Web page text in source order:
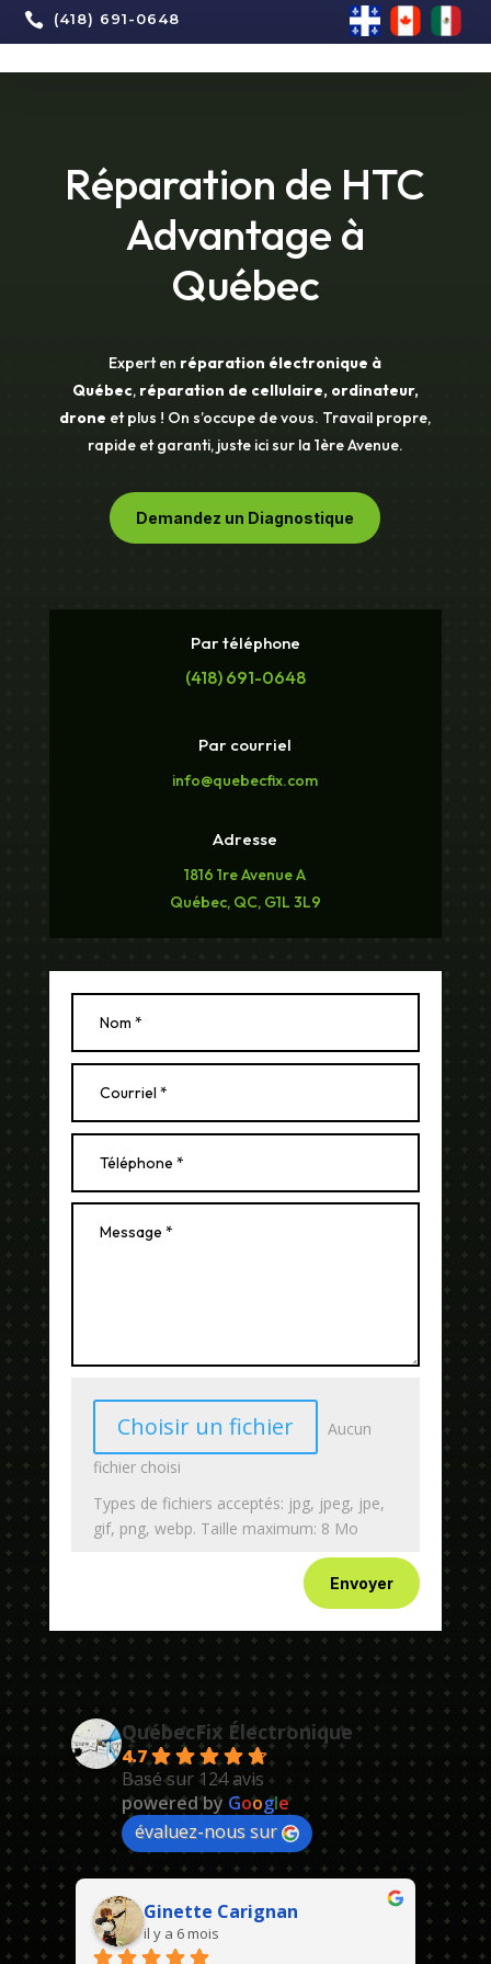
 (418) 691-0648
Réparation de HTC
Advantage à
Québec
Expert en réparation électronique à
Québec, réparation de cellulaire, ordinateur,
drone et plus ! On s’occupe de vous. Travail propre,
rapide et garanti, juste ici sur la 1ère Avenue.
Demandez un Diagnostique
Par téléphone
(418) 691-0648
Par courriel
info@quebecfix.com
Adresse
1816 1re Avenue A
Québec, QC, G1L 3L9
Choisir un fichier
Aucun
fichier choisi
Types de fichiers acceptés: jpg, jpeg, jpe,
gif, png, webp. Taille maximum: 8 Mo
Envoyer
QuébecFix Électronique
4.7
Basé sur 124 avis
powered by Google
évaluez-nous sur
Ginette Carignan
il y a 6 mois